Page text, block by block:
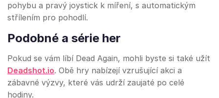
pohybu a pravý joystick k míření, s automatickým
střílením pro pohodlí.
Podobné a série her
Pokud se vám líbí Dead Again, mohli byste si také užít
Deadshot.io. Obě hry nabízejí vzrušující akci a
zábavné výzvy, které vás udrží zaujaté po celé
hodiny.